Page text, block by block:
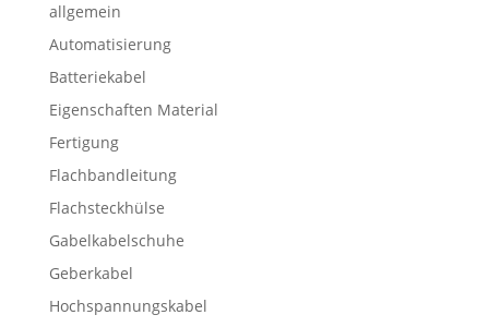
allgemein
Automatisierung
Batteriekabel
Eigenschaften Material
Fertigung
Flachbandleitung
Flachsteckhülse
Gabelkabelschuhe
Geberkabel
Hochspannungskabel